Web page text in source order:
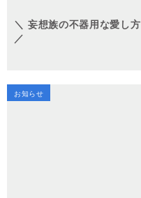
＼ 妄想族の不器用な愛し方
／
お知らせ